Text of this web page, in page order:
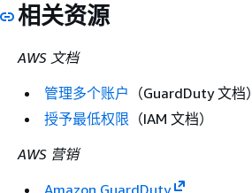
相关资源
AWS 文档
管理多个账户 （GuardDuty 文档）
授予最低权限 （IAM 文档）
AWS 营销
Amazon GuardDuty